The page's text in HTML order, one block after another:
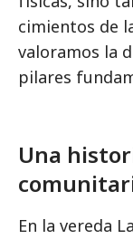
cimientos de
valoramos la
pilares
Una
En la vereda